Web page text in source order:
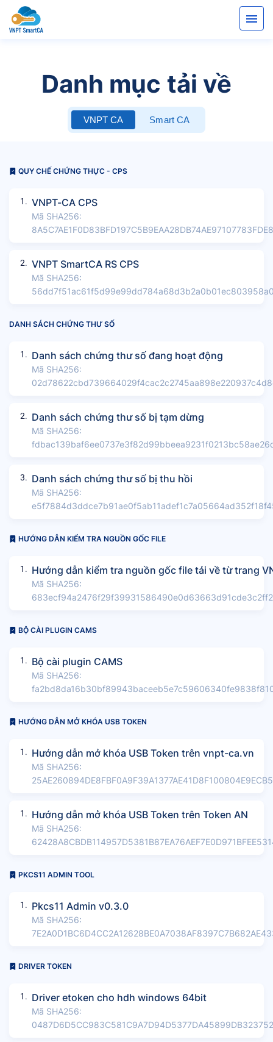
Danh mục tải về
VNPT CA Smart CA
QUY CHẾ CHỨNG THỰC - CPS
1. VNPT-CA CPS
Mã SHA256:
2. VNPT SmartCA RS CPS
Mã SHA256:
DANH SÁCH CHỨNG THƯ SỐ
1. Danh sách chứng thư số đang hoạt động
Mã SHA256:
2. Danh sách chứng thư số bị tạm dừng
Mã SHA256:
3. Danh sách chứng thư số bị thu hồi
Mã SHA256:
HƯỚNG DẪN KIỂM TRA NGUỒN GỐC FILE
1. Hướng dẫn kiểm tra nguồn gốc file tải về từ trang
Mã SHA256:
BỘ CÀI PLUGIN CAMS
1. Bộ cài plugin CAMS
Mã SHA256:
HƯỚNG DẪN MỞ KHÓA USB TOKEN
1. Hướng dẫn mở khóa USB Token trên vnpt-ca.vn
Mã SHA256:
1. Hướng dẫn mở khóa USB Token trên Token AN
Mã SHA256:
PKCS11 ADMIN TOOL
1. Pkcs11 Admin v0.3.0
Mã SHA256:
DRIVER TOKEN
1. Driver etoken cho hdh windows 64bit
Mã SHA256: